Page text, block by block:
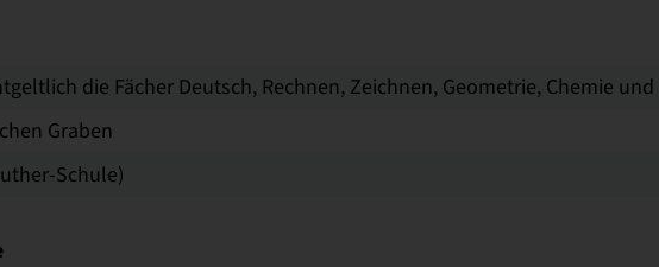
die Fächer Deutsch, Rechnen, Zeichnen, Geometrie, Chemie
Graben
Schule)